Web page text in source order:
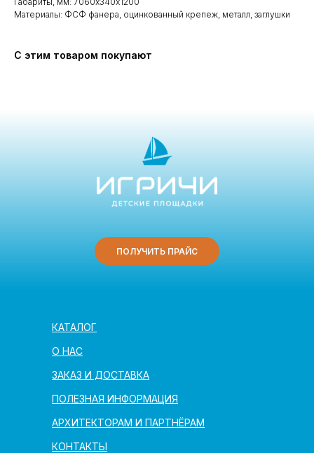
Материалы: ФСФ фанера, оцинкованный крепеж, металл, заглушки
С этим товаром покупают
АРХИТЕКТОРАМ И ПАРТНЁРАМ
КОНТАКТЫ
ПОЛЕЗНАЯ ИНФОРМАЦИЯ
ЗАКАЗ И ДОСТАВКА
О НАС
КАТАЛОГ
ПОЛУЧИТЬ ПРАЙС